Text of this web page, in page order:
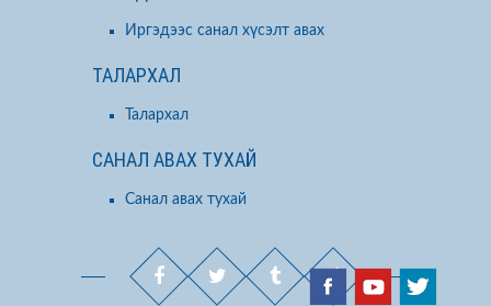
Иргэдээс санал хүсэлт авах
ТАЛАРХАЛ
Талархал
САНАЛ АВАХ ТУХАЙ
Санал авах тухай